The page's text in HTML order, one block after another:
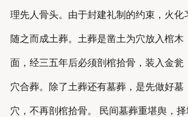
理先人骨头。由于封建礼制的约束，火化
随之而成土葬。土葬是凿土为穴放入棺木
面，经三五年后必须剖棺拾骨，装入金瓮
穴合葬。除了土葬还有墓葬，是先做好墓
穴，不再剖棺拾骨。 民间墓葬重堪舆，